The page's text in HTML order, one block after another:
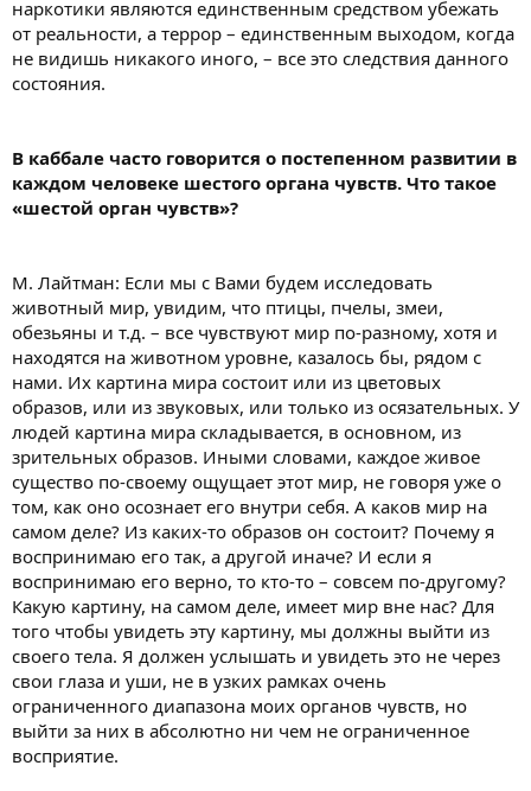
наркотики являются единственным средством убежать
от реальности, а террор – единственным выходом, когда
не видишь никакого иного, – все это следствия данного
состояния.
В каббале часто говорится о постепенном развитии в
каждом человеке шестого органа чувств. Что такое
«шестой орган чувств»?
М. Лайтман: Если мы с Вами будем исследовать
животный мир, увидим, что птицы, пчелы, змеи,
обезьяны и т.д. – все чувствуют мир по-разному, хотя и
находятся на животном уровне, казалось бы, рядом с
нами. Их картина мира состоит или из цветовых
образов, или из звуковых, или только из осязательных. У
людей картина мира складывается, в основном, из
зрительных образов. Иными словами, каждое живое
существо по-своему ощущает этот мир, не говоря уже о
том, как оно осознает его внутри себя. А каков мир на
самом деле? Из каких-то образов он состоит? Почему я
воспринимаю его так, а другой иначе? И если я
воспринимаю его верно, то кто-то – совсем по-другому?
Какую картину, на самом деле, имеет мир вне нас? Для
того чтобы увидеть эту картину, мы должны выйти из
своего тела. Я должен услышать и увидеть это не через
свои глаза и уши, не в узких рамках очень
ограниченного диапазона моих органов чувств, но
выйти за них в абсолютно ни чем не ограниченное
восприятие.